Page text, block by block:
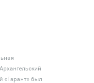
«Гарант» был